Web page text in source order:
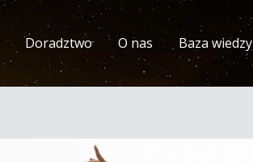
Doradztwo O nas Baza wiedzy